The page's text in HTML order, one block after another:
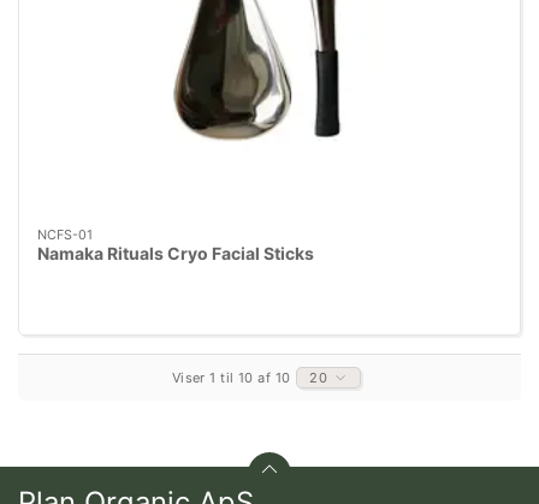
NCFS-01
Namaka Rituals Cryo Facial Sticks
Viser 1 til 10 af 10 20